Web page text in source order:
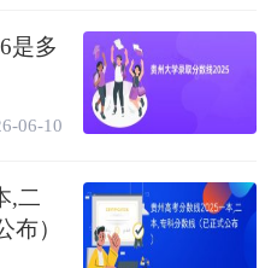
取工作顺利结束！
作顺利结束，共录取
是多
06-10
,二
布）